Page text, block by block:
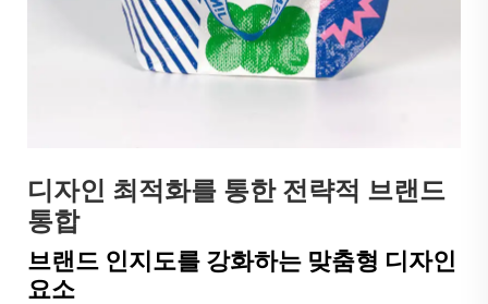
디자인 최적화를 통한 전략적 브랜드
통합
브랜드 인지도를 강화하는 맞춤형 디자인
요소